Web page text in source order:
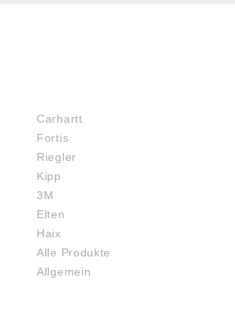
Carhartt
Fortis
Riegler
Kipp
3M
Elten
Haix
Alle Produkte
Allgemein